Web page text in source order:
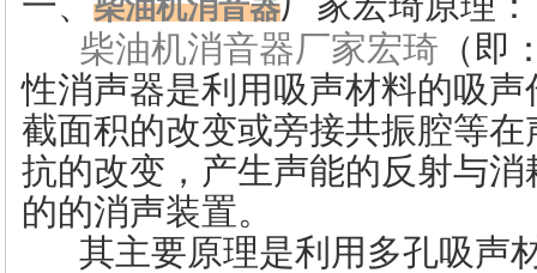
柴油机消音器
柴油机消音器厂家宏琦 （即
性消声器是利用吸声材料的吸
截面积的改变或旁接共振腔等
抗的改变，产生声能的反射与
的的消声装置。
其主要原理是利用多孔吸声